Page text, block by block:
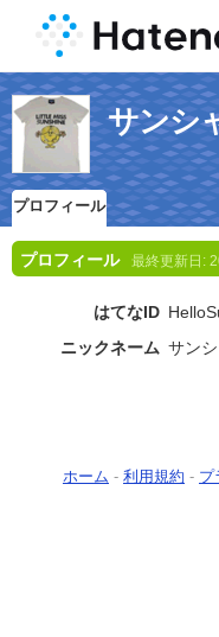
サンシ
プロフィール
プロフィール 最終更新日:
はてなID
ニックネーム サン
ホーム - 利用規約 - プ